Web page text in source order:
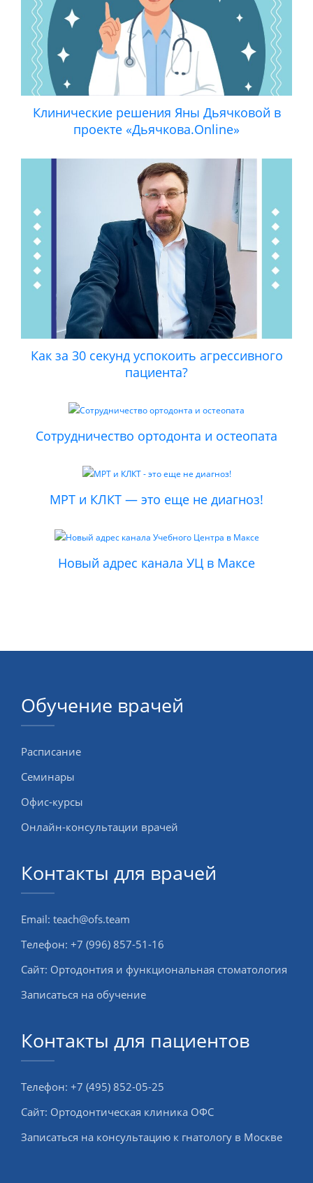
Клинические решения Яны Дьячковой в
проекте «Дьячкова.Online»
Как за 30 секунд успокоить агрессивного
пациента?
Сотрудничество ортодонта и остеопата
МРТ и КЛКТ — это еще не диагноз!
Новый адрес канала УЦ в Максе
Обучение врачей
Расписание
Семинары
Офис-курсы
Онлайн-консультации врачей
Контакты для врачей
Email: teach@ofs.team
Телефон: +7 (996) 857-51-16
Сайт: Ортодонтия и функциональная стоматология
Записаться на обучение
Контакты для пациентов
Телефон: +7 (495) 852-05-25
Сайт: Ортодонтическая клиника ОФС
Записаться на консультацию к гнатологу в Москве